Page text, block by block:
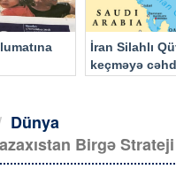
İran Silahlı
keçməyə
Dünya
Birgə